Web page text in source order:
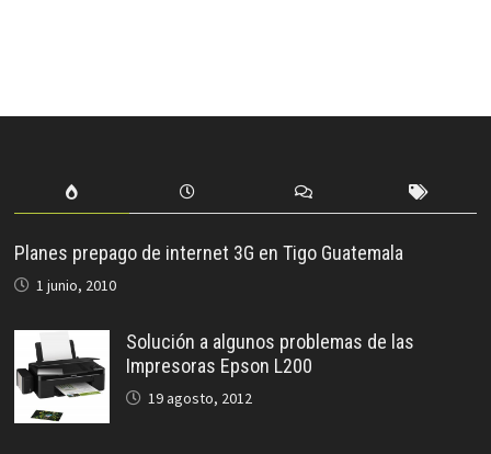
Planes prepago de internet 3G en Tigo Guatemala
1 junio, 2010
Solución a algunos problemas de las
Impresoras Epson L200
19 agosto, 2012